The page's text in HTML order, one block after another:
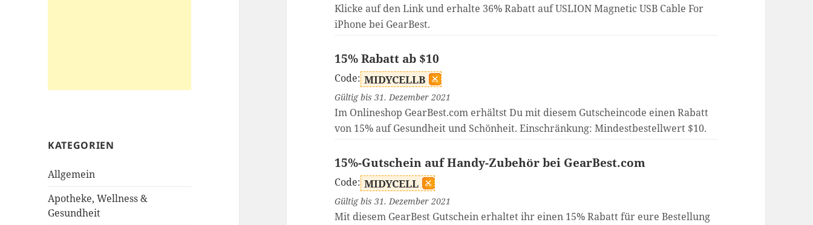
KATEGORIEN
Allgemein
Apotheke, Wellness &
Gesundheit
Klicke auf den Link und erhalte 36% Rabatt auf USLION Magnetic USB Cable For
iPhone bei GearBest.
15% Rabatt ab $10
Code: MIDYCELLB
Gültig bis 31. Dezember 2021
Im Onlineshop GearBest.com erhältst Du mit diesem Gutscheincode einen Rabatt
von 15% auf Gesundheit und Schönheit. Einschränkung: Mindestbestellwert $10.
15%-Gutschein auf Handy-Zubehör bei GearBest.com
Code: MIDYCELL
Gültig bis 31. Dezember 2021
Mit diesem GearBest Gutschein erhaltet ihr einen 15% Rabatt für eure Bestellung